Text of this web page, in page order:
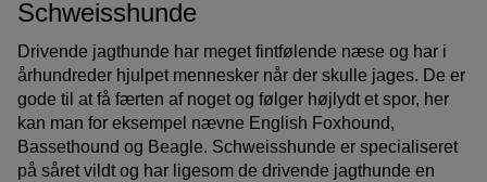
Schweisshunde
Drivende jagthunde har meget fintfølende næse og har i
århundreder hjulpet mennesker når der skulle jages. De er
gode til at få færten af noget og følger højlydt et spor, her
kan man for eksempel nævne English Foxhound,
Bassethound og Beagle. Schweisshunde er specialiseret
på såret vildt og har ligesom de drivende jagthunde en